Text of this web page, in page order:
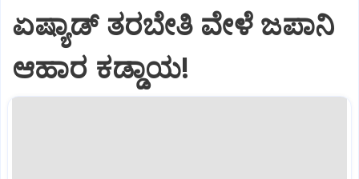
ಏಷ್ಯಾಡ್‌ ತರಬೇತಿ ವೇಳೆ ಜಪಾನಿ
ಆಹಾರ ಕಡ್ಡಾಯ!